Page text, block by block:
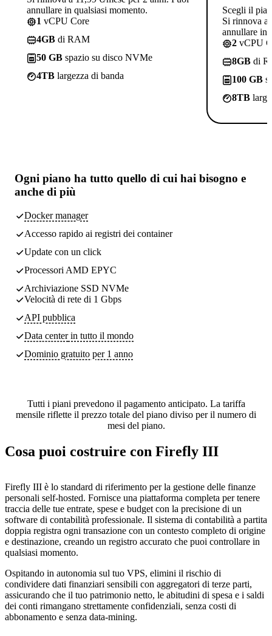
annullare in qualsiasi momento.
1 vCPU Core
4GB di RAM
50 GB spazio su disco NVMe
4TB largezza di banda
Scegli il
Si rinnova a
annullare in
2 vCPU
8GB di
100 GB
8TB
Ogni piano ha tutto quello di cui hai bisogno e
anche di più
Docker manager
Accesso rapido ai registri dei container
Update con un click
Processori AMD EPYC
Archiviazione SSD NVMe
Velocità di rete di 1 Gbps
API pubblica
Data centerin tutto il mondo
Dominio gratuito per 1 anno
Tutti i piani prevedono il pagamento anticipato. La tariffa
mensile riflette il prezzo totale del piano diviso per il numero di
mesi del piano.
Cosa puoi costruire con Firefly III
Firefly III è lo standard di riferimento per la gestione delle finanze
personali self-hosted. Fornisce una piattaforma completa per tenere
traccia delle tue entrate, spese e budget con la precisione di un
software di contabilità professionale. Il sistema di contabilità a partita
doppia registra ogni transazione con un contesto completo di origine
e destinazione, creando un registro accurato che puoi controllare in
qualsiasi momento.
Ospitando in autonomia sul tuo VPS, elimini il rischio di
condividere dati finanziari sensibili con aggregatori di terze parti,
assicurando che il tuo patrimonio netto, le abitudini di spesa e i saldi
dei conti rimangano strettamente confidenziali, senza costi di
abbonamento e senza data-mining.